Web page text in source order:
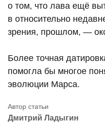
о том, что лава ещё
в относительно
зрения, прошлом, —
Более точная
помогла бы многое
эволюции Марса.
Дмитрий Ладыгин